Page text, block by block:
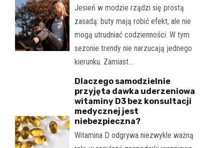
Jesień w modzie rządzi się prostą
zasadą: buty mają robić efekt, ale nie
mogą utrudniać codzienności. W tym
sezonie trendy nie narzucają jednego
kierunku. Zamiast…
Dlaczego samodzielnie
przyjęta dawka uderzeniowa
witaminy D3 bez konsultacji
medycznej jest
niebezpieczna?
Witamina D odgrywa niezwykle ważną